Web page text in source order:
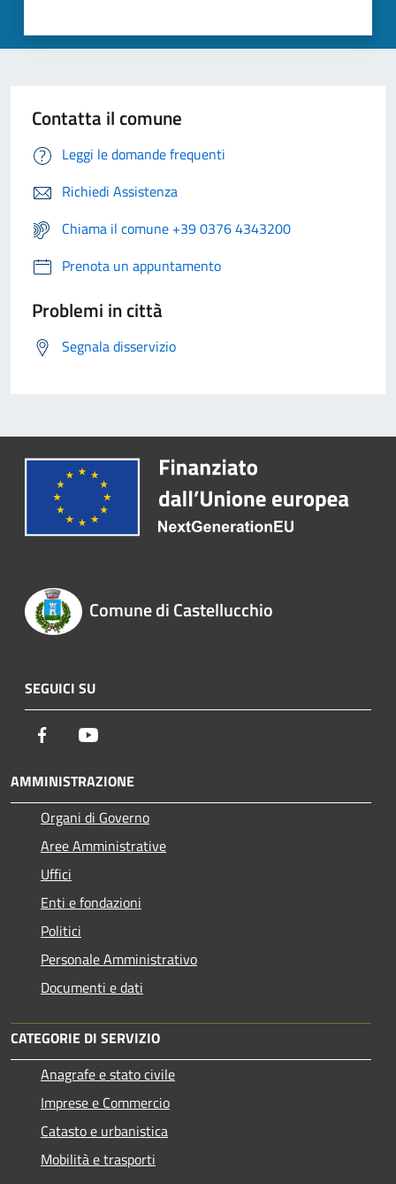
Contatta il comune
Leggi le domande frequenti
Richiedi Assistenza
Chiama il comune +39 0376 4343200
Prenota un appuntamento
Problemi in città
Segnala disservizio
Comune di Castellucchio
SEGUICI SU
Facebook
AMMINISTRAZIONE
Organi di Governo
Aree Amministrative
Uffici
Enti e fondazioni
Politici
Personale Amministrativo
Documenti e dati
CATEGORIE DI SERVIZIO
Anagrafe e stato civile
Imprese e Commercio
Catasto e urbanistica
Mobilità e trasporti